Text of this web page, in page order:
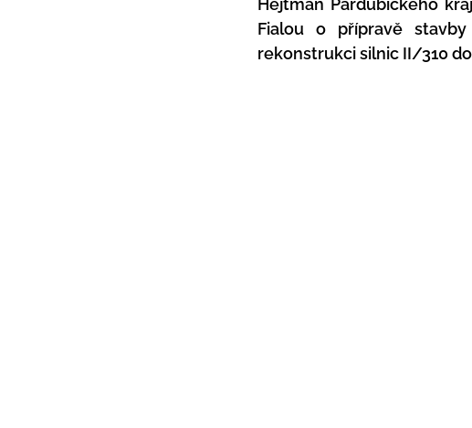
Hejtman Pardubického
Fialou o přípravě
rekonstrukci silnic II/310